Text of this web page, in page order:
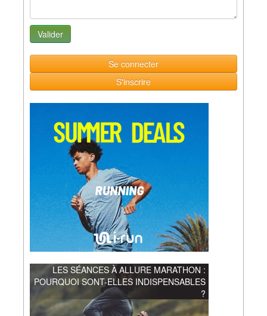
Se connecter
S'inscrire
LES SÉANCES À ALLURE MARATHON :
POURQUOI SONT-ELLES INDISPENSABLES
?